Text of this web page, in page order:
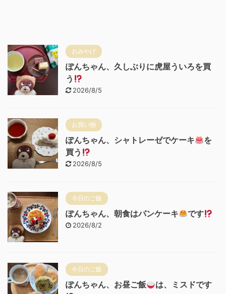
おみやげ
ぽんちゃん、久しぶりに虎屋ういろを買
う
2026/8/5
お買い物
ぽんちゃん、シャトレーゼでケーキ
を
買う
2026/8/5
今日のご飯
ぽんちゃん、朝食はパンケーキ です
2026/8/2
今日のご飯
ぽんちゃん、お昼ご飯 は、ミスドです